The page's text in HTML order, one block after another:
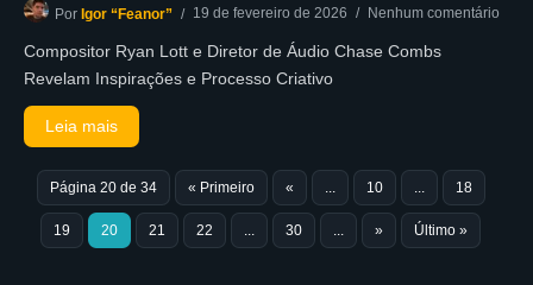
Por Igor “Feanor” 19 de fevereiro de 2026 Nenhum comentário
Compositor Ryan Lott e Diretor de Áudio Chase Combs
Revelam Inspirações e Processo Criativo
Leia mais
Página 20 de 34 « Primeiro « ... 10 ... 18
19 20 21 22 ... 30 ... » Último »